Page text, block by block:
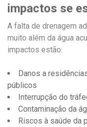
impactos se
A falta de drenagem
muito além da água
impactos estão:
Danos a
públicos
Interrupção do
Contaminação da
Riscos à saúde da